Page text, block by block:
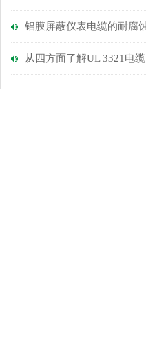
从四方面了解UL 3321电缆